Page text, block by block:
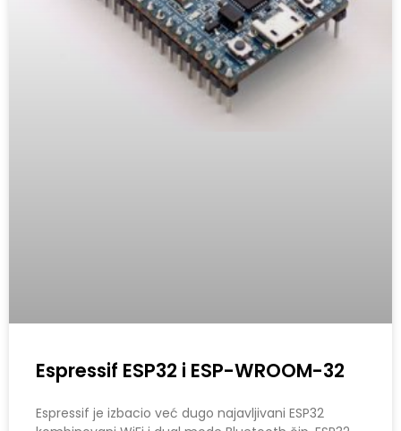
Espressif ESP32 i ESP-WROOM-32
Espressif je izbacio već dugo najavljivani ESP32